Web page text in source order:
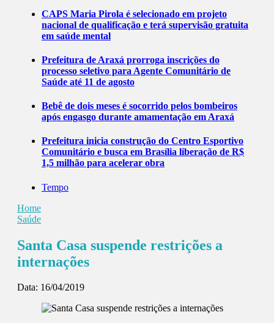
CAPS Maria Pirola é selecionado em projeto
nacional de qualificação e terá supervisão gratuita
em saúde mental
Prefeitura de Araxá prorroga inscrições do
processo seletivo para Agente Comunitário de
Saúde até 11 de agosto
Bebê de dois meses é socorrido pelos bombeiros
após engasgo durante amamentação em Araxá
Prefeitura inicia construção do Centro Esportivo
Comunitário e busca em Brasília liberação de R$
1,5 milhão para acelerar obra
Tempo
Home
Saúde
Santa Casa suspende restrições a
internações
Data: 16/04/2019